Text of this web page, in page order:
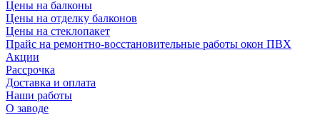
Цены на балконы
Цены на отделку балконов
Цены на стеклопакет
Прайс на ремонтно-восстановительные работы окон ПВХ
Акции
Рассрочка
Доставка и оплата
Наши работы
О заводе